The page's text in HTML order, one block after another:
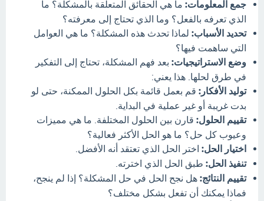
جمع المعلومات: ما هي الحقائق المتعلقة بالمشكلة؟ ما
الذي تعرفه بالفعل؟ وما الذي تحتاج إلى معرفته؟
تحديد الأسباب: لماذا تحدث هذه المشكلة؟ ما هي العوامل
التي ساهمت فيها؟
وضع الاستراتيجيات: بعد فهم المشكلة، تحتاج إلى التفكير
في طرق لحلها. هذا يعني:
توليد الأفكار: قم بعمل قائمة بكل الحلول الممكنة، حتى لو
بدت غريبة أو غير عملية في البداية.
تقييم الحلول: قارن بين الحلول المختلفة. ما هي مميزات
وعيوب كل حل؟ ما هو الحل الأكثر فعالية؟
اختيار الحل: اختر الحل الذي تعتقد أنه الأفضل.
تنفيذ الحل: طبق الحل الذي اخترته.
تقييم النتائج: هل نجح الحل في حل المشكلة؟ إذا لم ينجح،
فماذا يمكنك أن تفعل بشكل مختلف؟